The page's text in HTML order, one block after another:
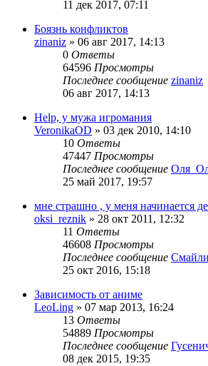
11 дек 2017, 07:11
Боязнь конфликтов
zinaniz » 06 авг 2017, 14:13
0 Ответы
64596 Просмотры
Последнее сообщение zinaniz
06 авг 2017, 14:13
Help, у мужа игромания
VeronikaOD » 03 дек 2010, 14:10
10 Ответы
47447 Просмотры
Последнее сообщение
25 май 2017, 19:57
мне страшно , у меня начинается
oksi_reznik » 28 окт 2011, 12:32
11 Ответы
46608 Просмотры
Последнее сообщение
25 окт 2016, 15:18
Зависимость от аниме
LeoLing » 07 мар 2013, 16:24
13 Ответы
54889 Просмотры
Последнее сообщение
08 дек 2015, 19:35